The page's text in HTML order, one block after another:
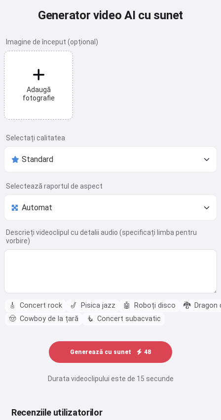
Generator video AI cu sunet
Imagine de început (opțional)
Adaugă
fotografie
Selectați calitatea
Selectează raportul de aspect
Descrieți videoclipul cu detalii audio (specificați limba pentru
vorbire)
🎸 Concert rock 🎷 Pisica jazz 🤖 Roboți disco 🐉 Dragon
🤠 Cowboy de la țară 🧜 Concert subacvatic
Generează cu sunet 48
Durata videoclipului este de 15 secunde
Recenziile utilizatorilor